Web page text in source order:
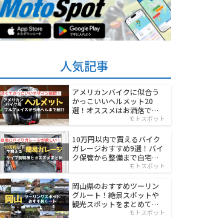
人気記事
アメリカンバイクに似合う
かっこいいヘルメット20
選！オススメはお洒落でワ
モトスポット
10万円以内で買えるバイク
ガレージおすすめ9選！バイ
ク保管から整備まで自宅で
モトスポット
岡山県のおすすめツーリン
グルート！絶景スポットや
観光スポットをまとめて紹
モトスポット